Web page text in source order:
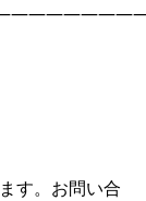
す。お問い合